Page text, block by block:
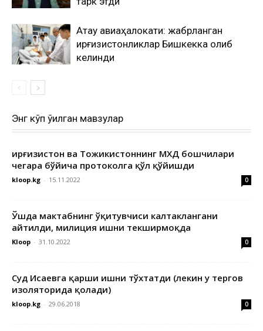
Ақтау авиаҳалокати: жабрланган
қирғизистонликлар Бишкекка олиб
келинди
Энг кўп ўқилган мавзулар
Қирғизистон ва Тожикистоннинг МХДҚ бошчилари
чегара бўйича протоколга қўл қўйишди
kloop.kg - 15.11.2022 0
Ўшда мактабнинг ўқитувчиси калтаклангани
айтилди, милиция ишни текширмоқда
Kloop - 31.10.2022 0
Суд Исаевга қарши ишни тўхтатди (лекин у тергов
изоляторида қолади)
kloop.kg - 29.06.2018 0